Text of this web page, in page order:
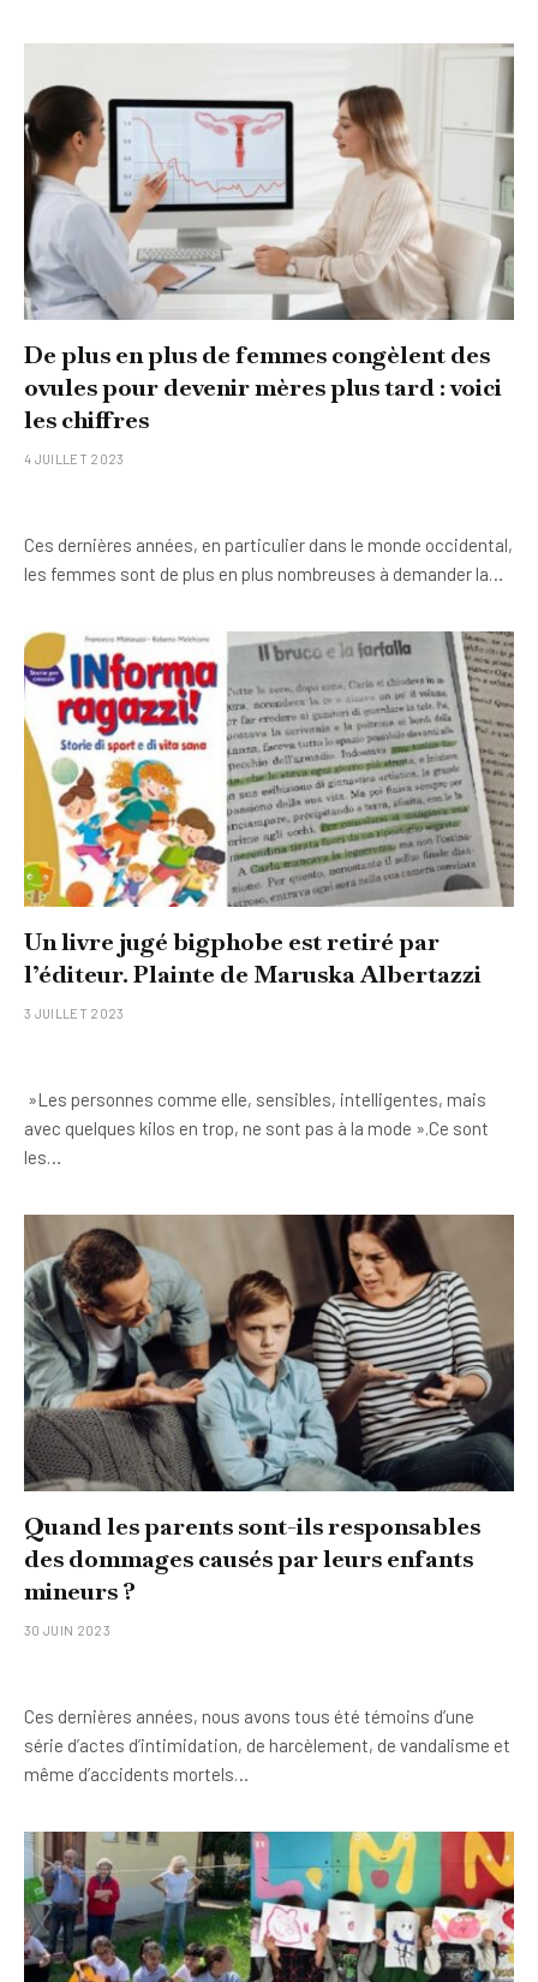
De plus en plus de femmes congèlent des
ovules pour devenir mères plus tard : voici
les chiffres
4 JUILLET 2023
Ces dernières années, en particulier dans le monde occidental,
les femmes sont de plus en plus nombreuses à demander la…
Un livre jugé bigphobe est retiré par
l’éditeur. Plainte de Maruska Albertazzi
3 JUILLET 2023
»Les personnes comme elle, sensibles, intelligentes, mais
avec quelques kilos en trop, ne sont pas à la mode ».Ce sont
les…
Quand les parents sont-ils responsables
des dommages causés par leurs enfants
mineurs ?
30 JUIN 2023
Ces dernières années, nous avons tous été témoins d’une
série d’actes d’intimidation, de harcèlement, de vandalisme et
même d’accidents mortels…